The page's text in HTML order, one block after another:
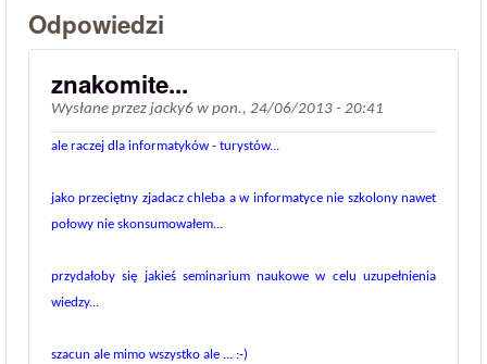
Odpowiedzi
znakomite...
Wysłane przez jacky6 w pon., 24/06/2013 - 20:41
ale raczej dla informatyków - turystów...
jako przeciętny zjadacz chleba a w informatyce nie szkolony nawet
połowy nie skonsumowałem...
przydałoby się jakieś seminarium naukowe w celu uzupełnienia
wiedzy...
szacun ale mimo wszystko ale ... :-)